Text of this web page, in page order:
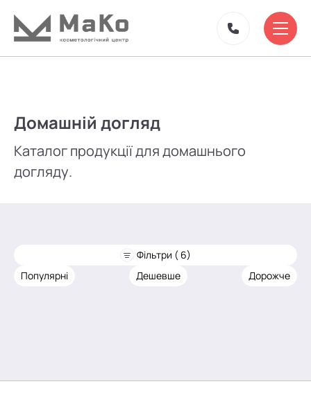
Домашній догляд
Каталог продукції для домашнього
догляду.
Фільтри ( 6)
Популярні
Дешевше Дорожче